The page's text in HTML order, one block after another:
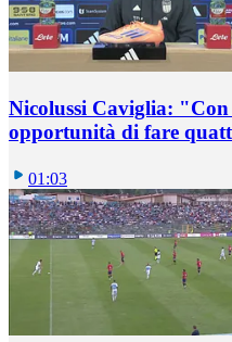
Nicolussi Caviglia:
opportunità di fare
01:03